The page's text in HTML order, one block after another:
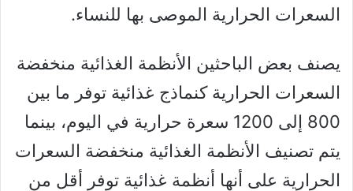
السعرات الحرارية الموصى بها للنساء.
يصنف بعض الباحثين الأنظمة الغذائية منخفضة
السعرات الحرارية كنماذج غذائية توفر ما بين
800 إلى 1200 سعرة حرارية في اليوم، بينما
يتم تصنيف الأنظمة الغذائية منخفضة السعرات
الحرارية على أنها أنظمة غذائية توفر أقل من